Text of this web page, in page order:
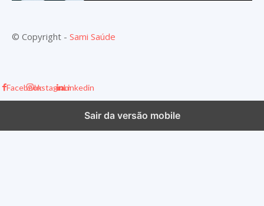
© Copyright - Sami Saúde
FacebookInstagramLinkedin
Sair da versão mobile